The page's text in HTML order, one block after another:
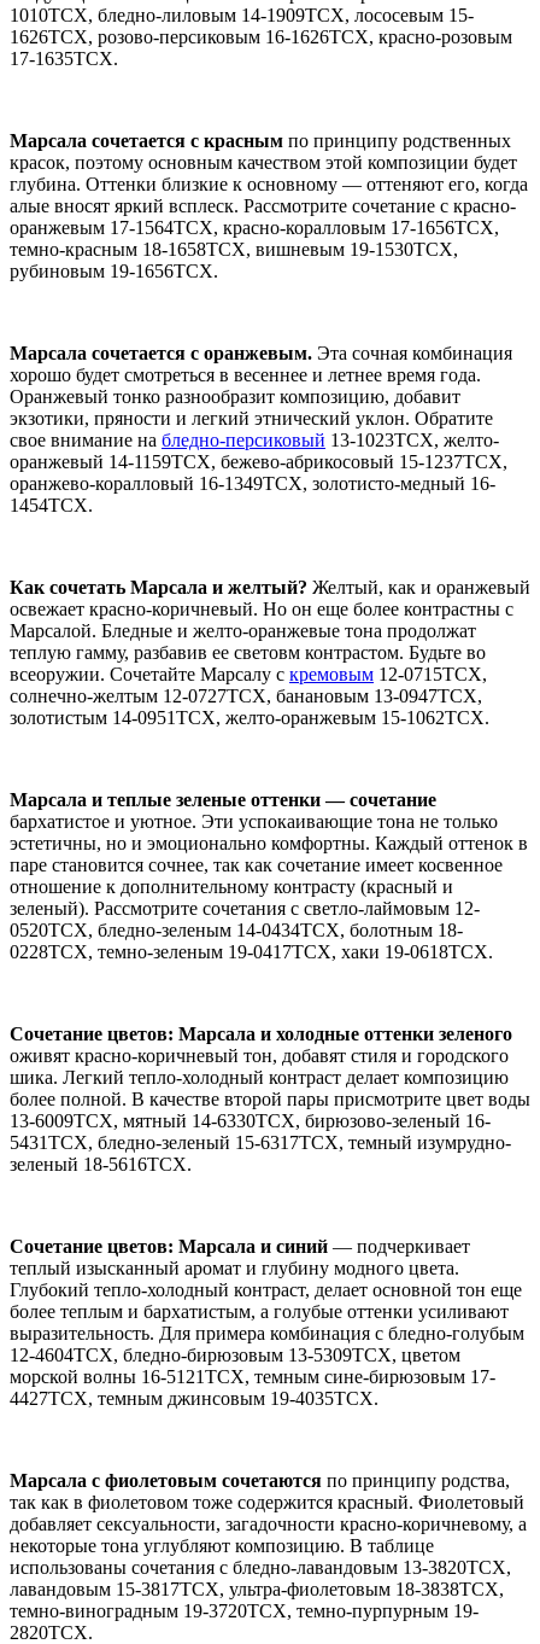
1010TCX, бледно-лиловым 14-1909TCX, лососевым 15-
1626TCX, розово-персиковым 16-1626TCX, красно-розовым
17-1635TCX.
Марсала сочетается с красным по принципу родственных
красок, поэтому основным качеством этой композиции будет
глубина. Оттенки близкие к основному — оттеняют его, когда
алые вносят яркий всплеск. Рассмотрите сочетание с красно-
оранжевым 17-1564TCX, красно-коралловым 17-1656TCX,
темно-красным 18-1658TCX, вишневым 19-1530TCX,
рубиновым 19-1656TCX.
Марсала сочетается с оранжевым. Эта сочная комбинация
хорошо будет смотреться в весеннее и летнее время года.
Оранжевый тонко разнообразит композицию, добавит
экзотики, пряности и легкий этнический уклон. Обратите
свое внимание на бледно-персиковый 13-1023TCX, желто-
оранжевый 14-1159TCX, бежево-абрикосовый 15-1237TCX,
оранжево-коралловый 16-1349TCX, золотисто-медный 16-
1454TCX.
Как сочетать Марсала и желтый? Желтый, как и оранжевый
освежает красно-коричневый. Но он еще более контрастны с
Марсалой. Бледные и желто-оранжевые тона продолжат
теплую гамму, разбавив ее световм контрастом. Будьте во
всеоружии. Сочетайте Марсалу с кремовым 12-0715TCX,
солнечно-желтым 12-0727TCX, банановым 13-0947TCX,
золотистым 14-0951TCX, желто-оранжевым 15-1062TCX.
Марсала и теплые зеленые оттенки — сочетание
бархатистое и уютное. Эти успокаивающие тона не только
эстетичны, но и эмоционально комфортны. Каждый оттенок в
паре становится сочнее, так как сочетание имеет косвенное
отношение к дополнительному контрасту (красный и
зеленый). Рассмотрите сочетания с светло-лаймовым 12-
0520TCX, бледно-зеленым 14-0434TCX, болотным 18-
0228TCX, темно-зеленым 19-0417TCX, хаки 19-0618TCX.
Сочетание цветов: Марсала и холодные оттенки зеленого
оживят красно-коричневый тон, добавят стиля и городского
шика. Легкий тепло-холодный контраст делает композицию
более полной. В качестве второй пары присмотрите цвет воды
13-6009TCX, мятный 14-6330TCX, бирюзово-зеленый 16-
5431TCX, бледно-зеленый 15-6317TCX, темный изумрудно-
зеленый 18-5616TCX.
Сочетание цветов: Марсала и синий — подчеркивает
теплый изысканный аромат и глубину модного цвета.
Глубокий тепло-холодный контраст, делает основной тон еще
более теплым и бархатистым, а голубые оттенки усиливают
выразительность. Для примера комбинация с бледно-голубым
12-4604TCX, бледно-бирюзовым 13-5309TCX, цветом
морской волны 16-5121TCX, темным сине-бирюзовым 17-
4427TCX, темным джинсовым 19-4035TCX.
Марсала с фиолетовым сочетаются по принципу родства,
так как в фиолетовом тоже содержится красный. Фиолетовый
добавляет сексуальности, загадочности красно-коричневому, а
некоторые тона углубляют композицию. В таблице
использованы сочетания с бледно-лавандовым 13-3820TCX,
лавандовым 15-3817TCX, ультра-фиолетовым 18-3838TCX,
темно-виноградным 19-3720TCX, темно-пурпурным 19-
2820TCX.